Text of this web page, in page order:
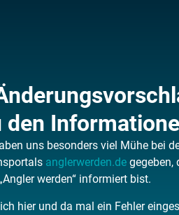
den
uns besonders viel Mühe bei
anglerwerden.de gegeben,
werden“ informiert bist.
hier und da mal ein Fehler